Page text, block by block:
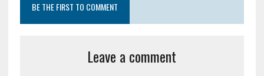
BE THE FIRST TO COMMENT
Leave a comment